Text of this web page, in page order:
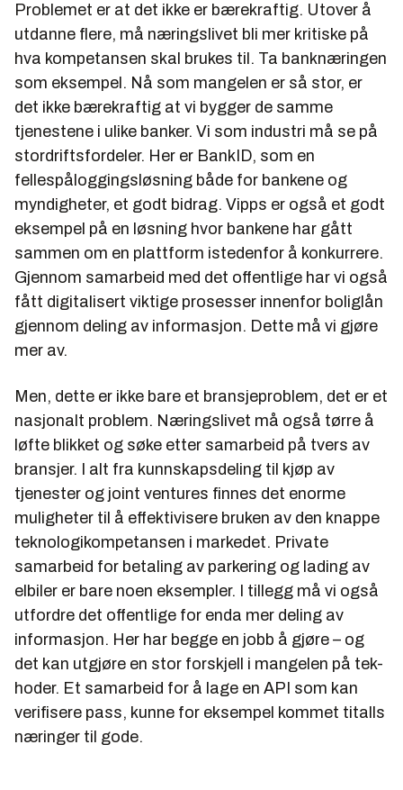
Problemet er at det ikke er bærekraftig. Utover å
utdanne flere, må næringslivet bli mer kritiske på
hva kompetansen skal brukes til. Ta banknæringen
som eksempel. Nå som mangelen er så stor, er
det ikke bærekraftig at vi bygger de samme
tjenestene i ulike banker. Vi som industri må se på
stordriftsfordeler. Her er BankID, som en
fellespåloggingsløsning både for bankene og
myndigheter, et godt bidrag. Vipps er også et godt
eksempel på en løsning hvor bankene har gått
sammen om en plattform istedenfor å konkurrere.
Gjennom samarbeid med det offentlige har vi også
fått digitalisert viktige prosesser innenfor boliglån
gjennom deling av informasjon. Dette må vi gjøre
mer av.
Men, dette er ikke bare et bransjeproblem, det er et
nasjonalt problem. Næringslivet må også tørre å
løfte blikket og søke etter samarbeid på tvers av
bransjer. I alt fra kunnskapsdeling til kjøp av
tjenester og joint ventures finnes det enorme
muligheter til å effektivisere bruken av den knappe
teknologikompetansen i markedet. Private
samarbeid for betaling av parkering og lading av
elbiler er bare noen eksempler. I tillegg må vi også
utfordre det offentlige for enda mer deling av
informasjon. Her har begge en jobb å gjøre – og
det kan utgjøre en stor forskjell i mangelen på tek-
hoder. Et samarbeid for å lage en API som kan
verifisere pass, kunne for eksempel kommet titalls
næringer til gode.